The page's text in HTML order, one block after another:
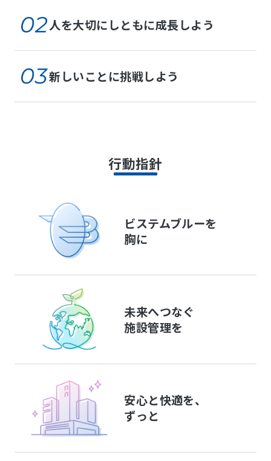
人を大切にしともに成長しよう
新しいことに挑戦しよう
行動指針
ビステムブルーを
胸に
未来へつなぐ
施設管理を
安心と快適を、
ずっと